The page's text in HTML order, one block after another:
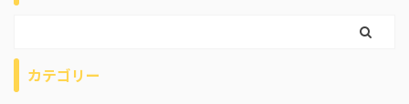
カテゴリー